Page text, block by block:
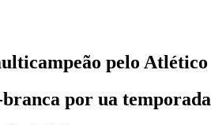
pelo Atlético
branca por ua temporada